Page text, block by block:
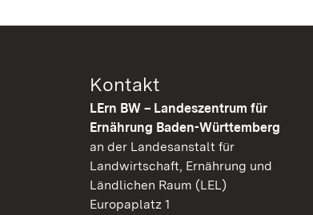
Kontakt
LErn BW – Landeszentrum für
Ernährung Baden-Württemberg
an der Landesanstalt für
Landwirtschaft, Ernährung und
Ländlichen Raum (LEL)
Europaplatz 1